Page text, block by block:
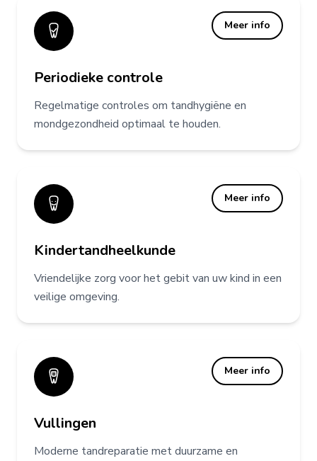
Meer info
Periodieke controle
Regelmatige controles om tandhygiëne en
mondgezondheid optimaal te houden.
Meer info
Kindertandheelkunde
Vriendelijke zorg voor het gebit van uw kind in een
veilige omgeving.
Meer info
Vullingen
Moderne tandreparatie met duurzame en